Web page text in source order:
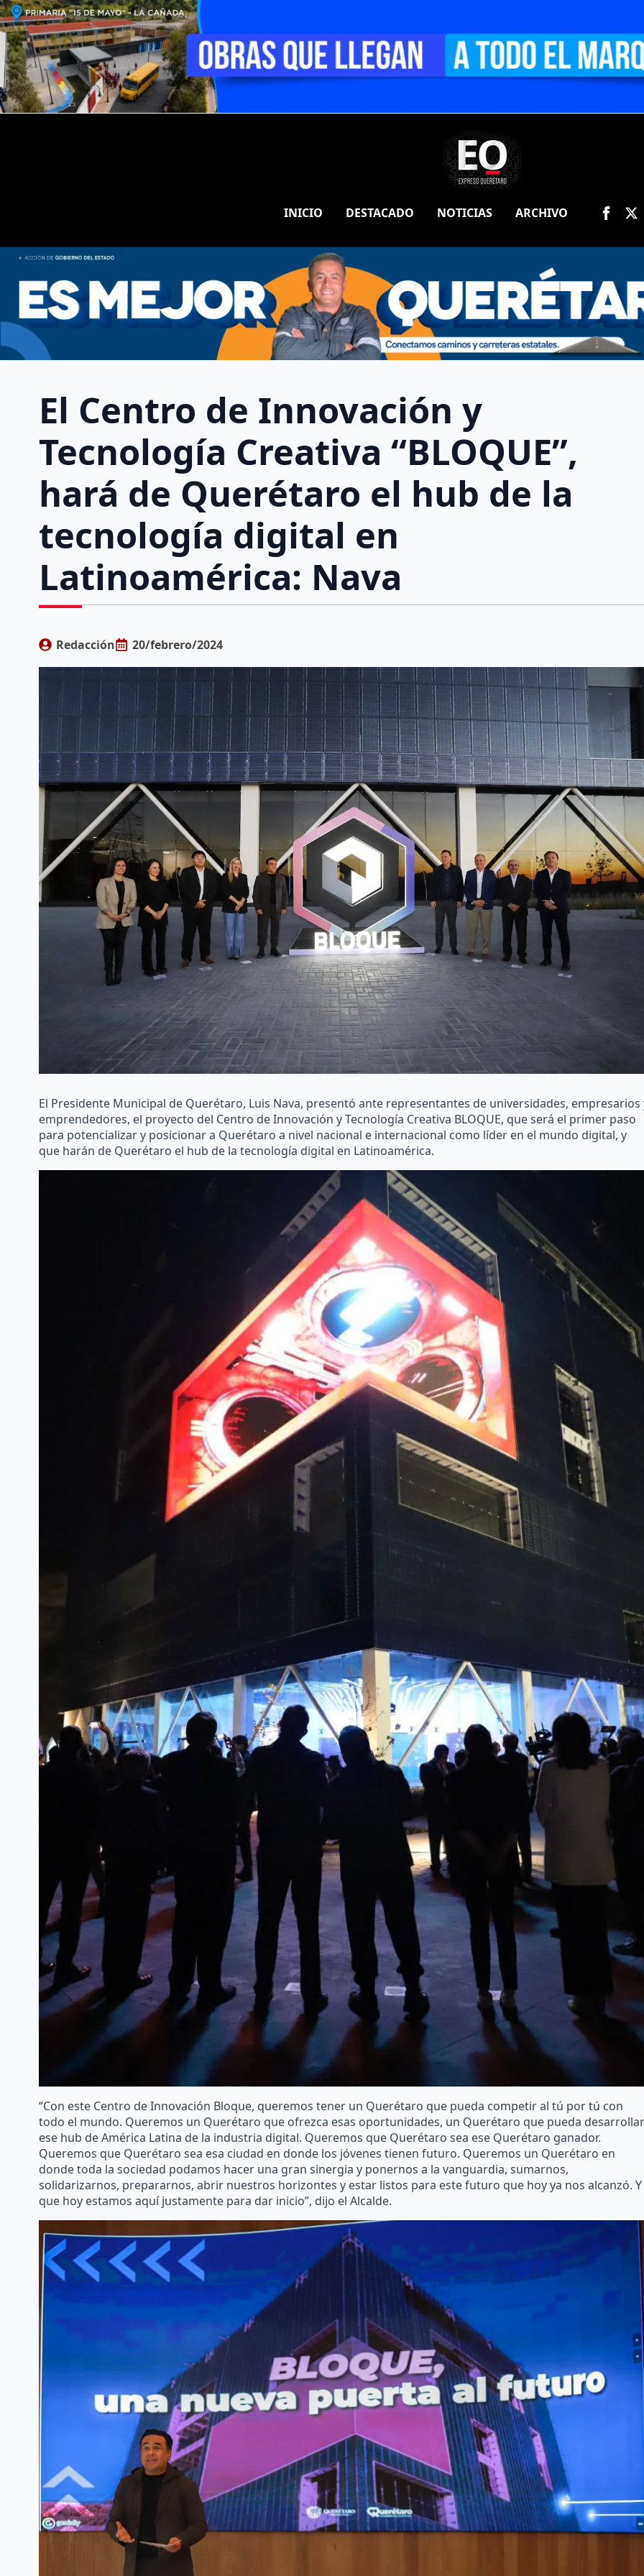
INICIO DESTACADO NOTICIAS ARCHIVO
El Centro de Innovación y
Tecnología Creativa “BLOQUE”,
hará de Querétaro el hub de la
tecnología digital en
Latinoamérica: Nava
Redacción 20/febrero/2024
El Presidente Municipal de Querétaro, Luis Nava, presentó ante representantes de universidades, empresarios
emprendedores, el proyecto del Centro de Innovación y Tecnología Creativa BLOQUE, que será el primer paso
para potencializar y posicionar a Querétaro a nivel nacional e internacional como líder en el mundo digital, y
que harán de Querétaro el hub de la tecnología digital en Latinoamérica.
“Con este Centro de Innovación Bloque, queremos tener un Querétaro que pueda competir al tú por tú con
todo el mundo. Queremos un Querétaro que ofrezca esas oportunidades, un Querétaro que pueda desarrollar
ese hub de América Latina de la industria digital. Queremos que Querétaro sea ese Querétaro ganador.
Queremos que Querétaro sea esa ciudad en donde los jóvenes tienen futuro. Queremos un Querétaro en
donde toda la sociedad podamos hacer una gran sinergia y ponernos a la vanguardia, sumarnos,
solidarizarnos, prepararnos, abrir nuestros horizontes y estar listos para este futuro que hoy ya nos alcanzó. Y
que hoy estamos aquí justamente para dar inicio”, dijo el Alcalde.